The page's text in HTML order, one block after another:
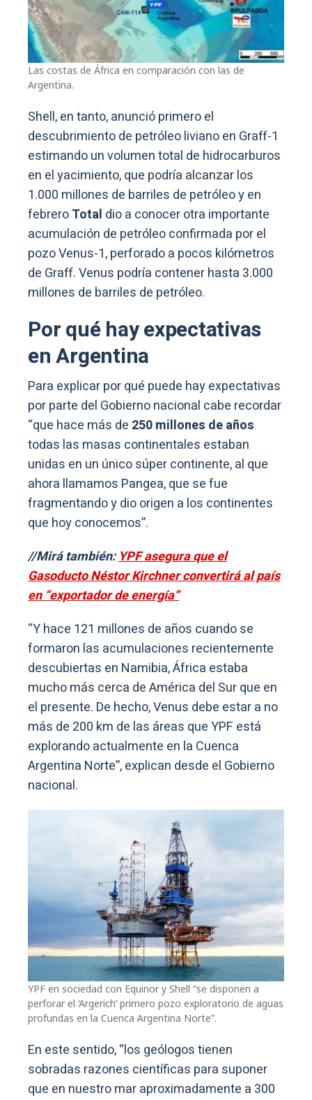
Las costas de África en comparación con las de
Argentina.
Shell, en tanto, anunció primero el
descubrimiento de petróleo liviano en Graff-1
estimando un volumen total de hidrocarburos
en el yacimiento, que podría alcanzar los
1.000 millones de barriles de petróleo y en
febreroTotal dio a conocer otra importante
acumulación de petróleo confirmada por el
pozo Venus-1, perforado a pocos kilómetros
de Graff. Venus podría contener hasta 3.000
millones de barriles de petróleo.
Por qué hay expectativas
en Argentina
Para explicar por qué puede hay expectativas
por parte del Gobierno nacional cabe recordar
“que hace más de 250 millones de años
todas las masas continentales estaban
unidas en un único súper continente, al que
ahora llamamos Pangea, que se fue
fragmentando y dio origen a los continentes
que hoy conocemos”.
//Mirá también:YPF asegura que el
Gasoducto Néstor Kirchner convertirá al país
en “exportador de energía”
“Y hace 121 millones de años cuando se
formaron las acumulaciones recientemente
descubiertas en Namibia, África estaba
mucho más cerca de América del Sur que en
el presente. De hecho, Venus debe estar a no
más de 200 km de las áreas que YPF está
explorando actualmente en la Cuenca
Argentina Norte”, explican desde el Gobierno
nacional.
YPF en sociedad con Equinor y Shell “se disponen a
perforar el ‘Argerich’ primero pozo exploratorio de aguas
profundas en la Cuenca Argentina Norte”.
En este sentido, “los geólogos tienen
sobradas razones científicas para suponer
que en nuestro mar aproximadamente a 300